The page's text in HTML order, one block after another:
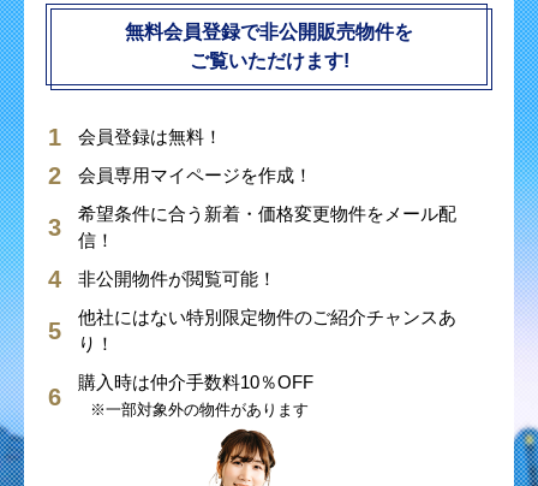
無料会員登録で非公開販売物件を
ご覧いただけます!
会員登録は無料！
会員専用マイページを作成！
希望条件に合う新着・価格変更物件をメール配
信！
非公開物件が閲覧可能！
他社にはない特別限定物件のご紹介チャンスあ
り！
購入時は仲介手数料10％OFF
※一部対象外の物件があります